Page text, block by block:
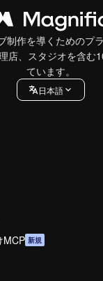
制作を導くためのプ
店、スタジオを含む
ています。
日本語
MCP 新規